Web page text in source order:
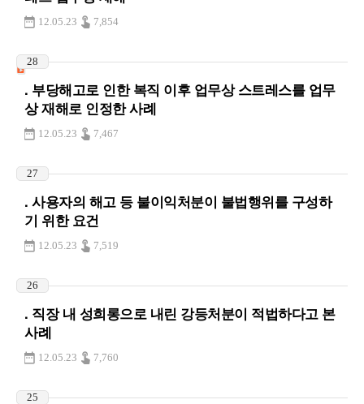
12.05.23 7,854
28
. 부당해고로 인한 복직 이후 업무상 스트레스를 업무
상 재해로 인정한 사례
12.05.23 7,467
27
. 사용자의 해고 등 불이익처분이 불법행위를 구성하
기 위한 요건
12.05.23 7,519
26
. 직장 내 성희롱으로 내린 강등처분이 적법하다고 본
사례
12.05.23 7,760
25